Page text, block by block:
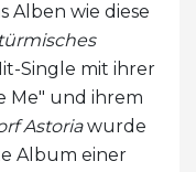
Alben wie diese
Single mit ihrer
Me" und ihrem
Astoriawurde
Album einer